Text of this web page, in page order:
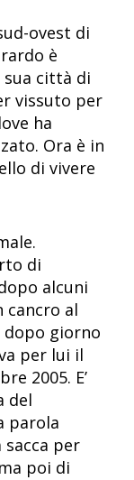
ovest di
è
città di
vissuto per
ha
Ora è in
di vivere
di
alcuni
cancro al
dopo giorno
per lui il
2005. E’
del
parola
per
poi di